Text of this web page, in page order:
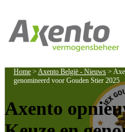
All
in
screen
reader.
start
the
All
Home > Axento België - Nieuws >
genomineerd voor Gouden Stier 2025
Axento